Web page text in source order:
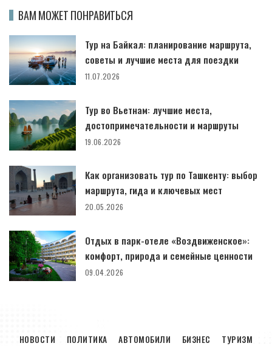
ВАМ МОЖЕТ ПОНРАВИТЬСЯ
Тур на Байкал: планирование маршрута,
советы и лучшие места для поездки
11.07.2026
Тур во Вьетнам: лучшие места,
достопримечательности и маршруты
19.06.2026
Как организовать тур по Ташкенту: выбор
маршрута, гида и ключевых мест
20.05.2026
Отдых в парк-отеле «Воздвиженское»:
комфорт, природа и семейные ценности
09.04.2026
НОВОСТИ ПОЛИТИКА АВТОМОБИЛИ БИЗНЕС ТУРИЗМ